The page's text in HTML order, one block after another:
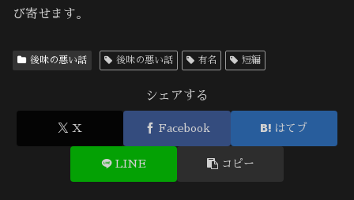
び寄せます。
後味の悪い話 後味の悪い話 有名 短編
シェアする
X Facebook はてブ
LINE コピー